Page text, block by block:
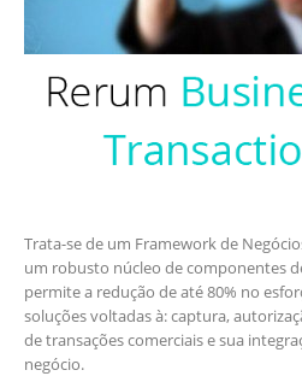
Trata-se de um Framework de
um robusto núcleo de componentes
permite a redução de até 80% no
soluções voltadas à: captura,
de transações comerciais e sua
negócio.